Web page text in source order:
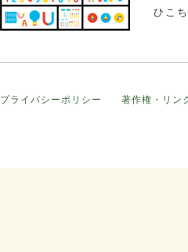
ひこ
プライバシーポリシー 著作権・リン